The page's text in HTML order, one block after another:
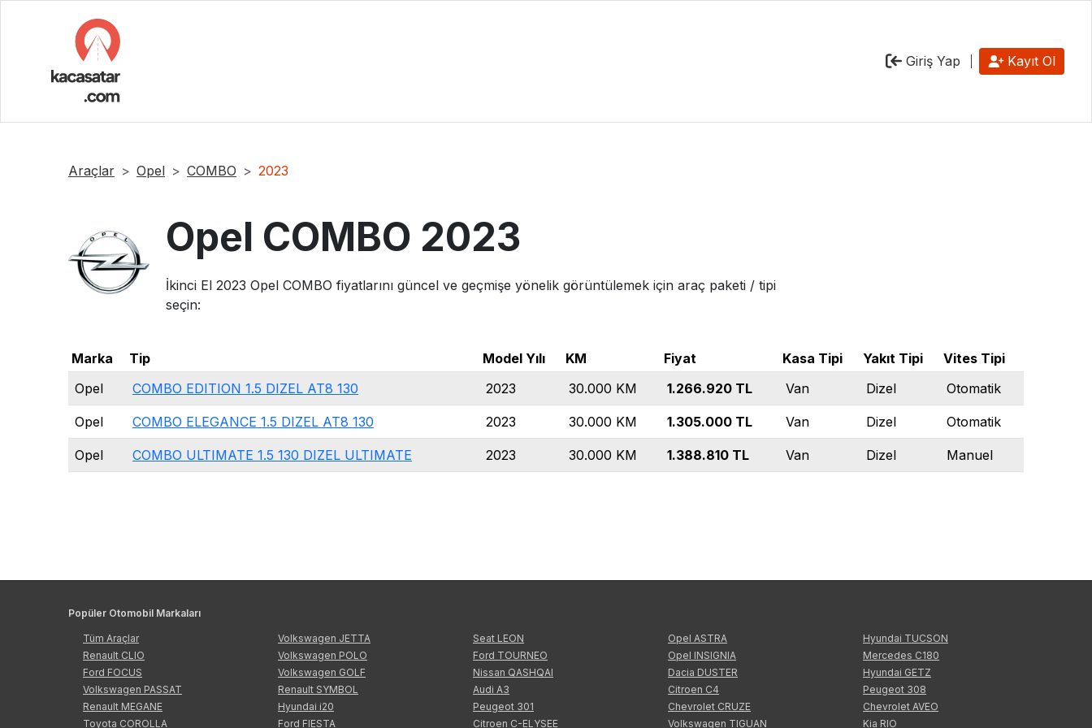
Giriş Yap Kayıt Ol
Araçlar Opel COMBO 2023
Opel COMBO 2023
İkinci El 2023 Opel COMBO fiyatlarını güncel ve geçmişe yönelik görüntülemek için araç paketi / tipi
seçin:
Marka Tip Model Yılı KM Fiyat Kasa Tipi Yakıt Tipi
Vites Tipi
Opel
COMBO EDITION 1.5 DIZEL AT8 130 2023 30.000 KM 1.266.920 TL Van Dizel Otomatik
Opel COMBO ELEGANCE 1.5 DIZEL AT8 130 2023 30.000 KM 1.305.000 TL Van Dizel Otomatik
Opel COMBO ULTIMATE 1.5 130 DIZEL ULTIMATE 2023 30.000 KM 1.388.810 TL Van Dizel Manuel
Popüler Otomobil Markaları
Tüm Araçlar
Renault CLIO
Ford FOCUS
Volkswagen PASSAT
Renault MEGANE
Toyota COROLLA
Volkswagen JETTA
Volkswagen POLO
Volkswagen GOLF
Renault SYMBOL
Hyundai i20
Ford FIESTA
Seat LEON
Ford TOURNEO
Nissan QASHQAI
Audi A3
Peugeot 301
Citroen C-ELYSEE
Opel ASTRA
Opel INSIGNIA
Dacia DUSTER
Citroen C4
Chevrolet CRUZE
Volkswagen TIGUAN
Hyundai TUCSON
Mercedes C180
Hyundai GETZ
Peugeot 308
Chevrolet AVEO
Kia RIO